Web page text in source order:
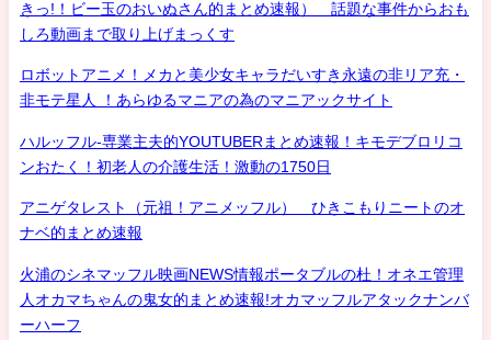
きっ!！ビー玉のおいぬさん的まとめ速報） 話題な事件からおも
しろ動画まで取り上げまっくす
ロボットアニメ！メカと美少女キャラだいすき永遠の非リア充・
非モテ星人 ！あらゆるマニアの為のマニアックサイト
ハルッフル-専業主夫的YOUTUBERまとめ速報！キモデブロリコ
ンおたく！初老人の介護生活！激動の1750日
アニゲタレスト（元祖！アニメッフル） ひきこもりニートのオ
ナベ的まとめ速報
火浦のシネマッフル映画NEWS情報ポータブルの杜！オネエ管理
人オカマちゃんの鬼女的まとめ速報!オカマッフルアタックナンバ
ーハーフ